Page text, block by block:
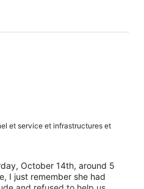
out! Not great :-(
et service et infrastructures et
October 14th, around 5
I just remember she had